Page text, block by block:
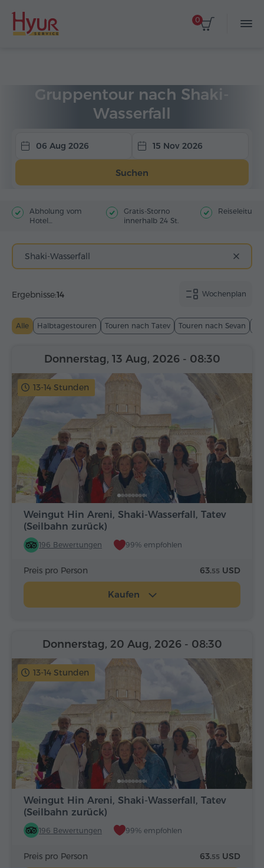
0
Gruppentour nach Shaki-
Wasserfall
06 Aug 2026 15 Nov 2026
Suchen
Abholung vom
Hotel
Gratis-Storno
innerhalb 24 St.
Reiseleitung
Shaki-Wasserfall
Wochenplan
Ergebnisse:14
Alle Halbtagestouren Touren nach Tatev Touren nach Sevan
13-14 Stunden
Weingut Hin Areni, Shaki-Wasserfall, Tatev
(Seilbahn zurück)
196 Bewertungen 99% empfohlen
Donnerstag, 13 Aug, 2026 - 08:30
Preis pro Person 63.55 USD
Kaufen
13-14 Stunden
Weingut Hin Areni, Shaki-Wasserfall, Tatev
(Seilbahn zurück)
196 Bewertungen 99% empfohlen
Donnerstag, 20 Aug, 2026 - 08:30
Preis pro Person 63.55 USD